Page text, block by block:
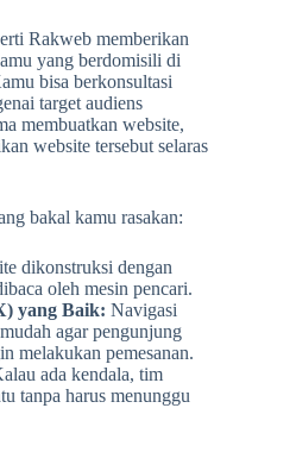
Rakweb memberikan
yang berdomisili di
bisa berkonsultasi
target audiens
membuatkan website,
website tersebut selaras
bakal kamu rasakan:
dikonstruksi dengan
oleh mesin pencari.
yang Baik: Navigasi
agar pengunjung
melakukan pemesanan.
ada kendala, tim
tanpa harus menunggu